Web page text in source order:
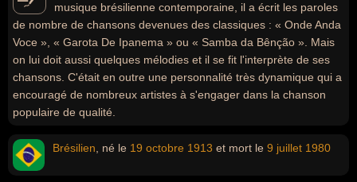
musique brésilienne contemporaine, il a écrit les paroles
de nombre de chansons devenues des classiques : « Onde Anda
Voce », « Garota De Ipanema » ou « Samba da Bênção ». Mais
on lui doit aussi quelques mélodies et il se fit l'interprète de ses
chansons. C'était en outre une personnalité très dynamique qui a
encouragé de nombreux artistes à s'engager dans la chanson
populaire de qualité.
Brésilien , né le 19 octobre 1913 et mort le 9 juillet 1980